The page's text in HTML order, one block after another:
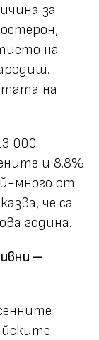
за
на
на
000
и 8.8%
много от
че са
година.
–